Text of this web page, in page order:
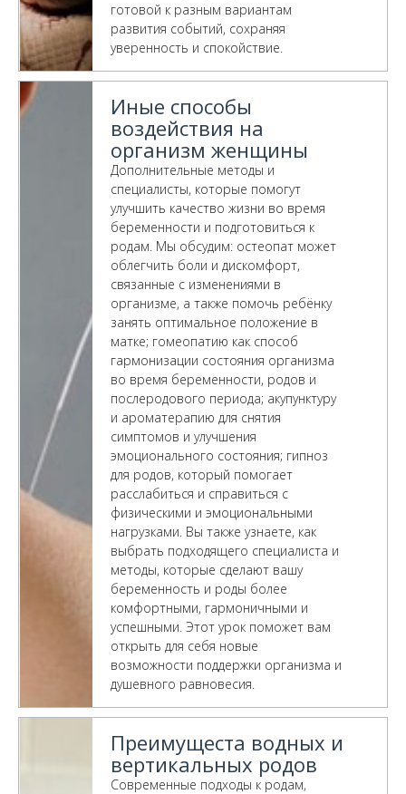
готовой к разным вариантам
развития событий, сохраняя
уверенность и спокойствие.
Иные способы
воздействия на
организм женщины
Дополнительные методы и
специалисты, которые помогут
улучшить качество жизни во время
беременности и подготовиться к
родам. Мы обсудим: остеопат может
облегчить боли и дискомфорт,
связанные с изменениями в
организме, а также помочь ребёнку
занять оптимальное положение в
матке; гомеопатию как способ
гармонизации состояния организма
во время беременности, родов и
послеродового периода; акупунктуру
и ароматерапию для снятия
симптомов и улучшения
эмоционального состояния; гипноз
для родов, который помогает
расслабиться и справиться с
физическими и эмоциональными
нагрузками. Вы также узнаете, как
выбрать подходящего специалиста и
методы, которые сделают вашу
беременность и роды более
комфортными, гармоничными и
успешными. Этот урок поможет вам
открыть для себя новые
возможности поддержки организма и
душевного равновесия.
Преимущеста водных и
вертикальных родов
Современные подходы к родам,